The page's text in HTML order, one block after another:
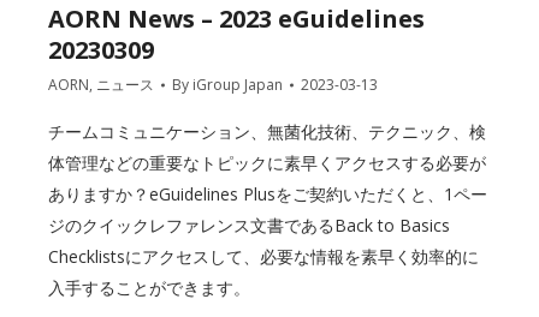
AORN News – 2023 eGuidelines
20230309
AORN, ニュース By iGroup Japan 2023-03-13
チームコミュニケーション、無菌化技術、テクニック、検
体管理などの重要なトピックに素早くアクセスする必要が
ありますか？eGuidelines Plusをご契約いただくと、1ペー
ジのクイックレファレンス文書であるBack to Basics
Checklistsにアクセスして、必要な情報を素早く効率的に
入手することができます。